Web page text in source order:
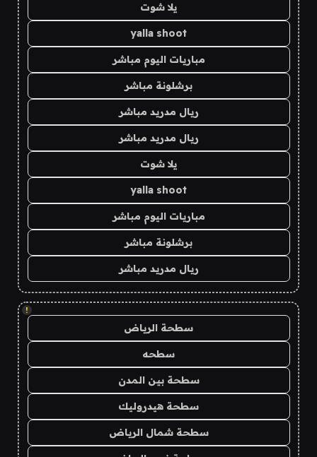
يلا شوت
yalla shoot
مباريات اليوم مباشر
برشلونة مباشر
ريال مدريد مباشر
ريال مدريد مباشر
يلا شوت
yalla shoot
مباريات اليوم مباشر
برشلونة مباشر
ريال مدريد مباشر
!
سطحة الرياض
سطحه
سطحة بين المدن
سطحة هيدروليك
سطحة شمال الرياض